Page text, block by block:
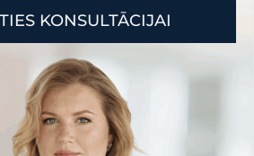
KONSULTĀCIJAI